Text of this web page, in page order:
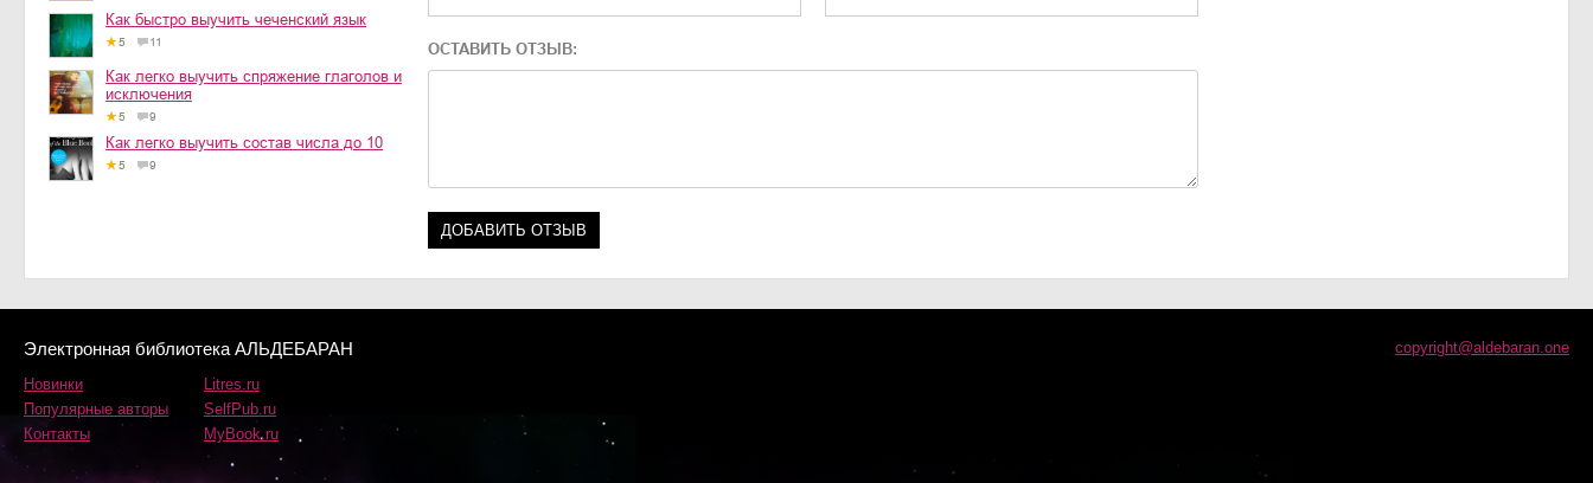
Как быстро выучить чеченский язык
5 11
Как легко выучить спряжение глаголов и
исключения
5 9
Как легко выучить состав числа до 10
5 9
ОСТАВИТЬ ОТЗЫВ:
Электронная библиотека АЛЬДЕБАРАН
Новинки
Популярные авторы
Контакты
Litres.ru
SelfPub.ru
MyBook.ru
copyright@aldebaran.one